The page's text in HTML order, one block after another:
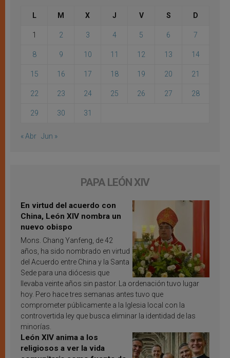
L M X J V S D
1 2 3 4 5 6 7
8 9 10 11 12 13 14
15 16 17 18 19 20 21
22 23 24 25 26 27 28
29 30 31
« Abr Jun »
PAPA LEÓN XIV
En virtud del acuerdo con
China, León XIV nombra un
nuevo obispo
Mons. Chang Yanfeng, de 42
años, ha sido nombrado en virtud
del Acuerdo entre China y la Santa
Sede para una diócesis que
llevaba veinte años sin pastor. La ordenación tuvo lugar
hoy. Pero hace tres semanas antes tuvo que
comprometer públicamente a la Iglesia local con la
controvertida ley que busca eliminar la identidad de las
minorías.
León XIV anima a los
religiosos a ver la vida